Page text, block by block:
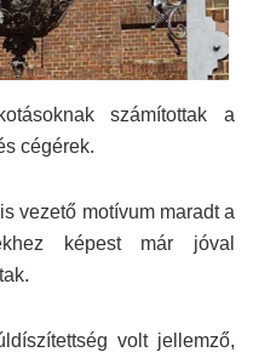
számítottak a
cégérek.
vezető motívum maradt a
képest már jóval
volt jellemző,